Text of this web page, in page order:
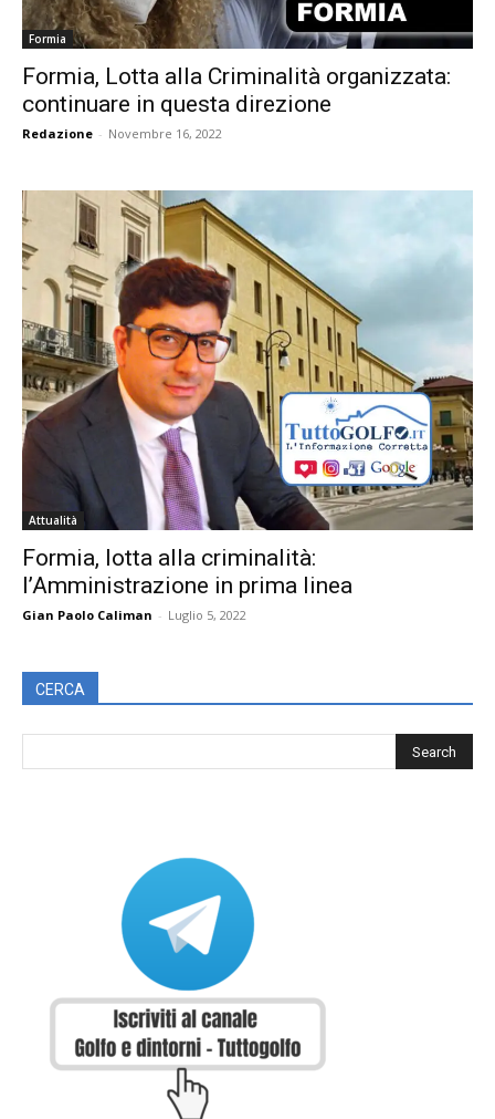
Formia
Formia, Lotta alla Criminalità organizzata:
continuare in questa direzione
Redazione - Novembre 16, 2022
Attualità
Formia, lotta alla criminalità:
l’Amministrazione in prima linea
Gian Paolo Caliman - Luglio 5, 2022
CERCA